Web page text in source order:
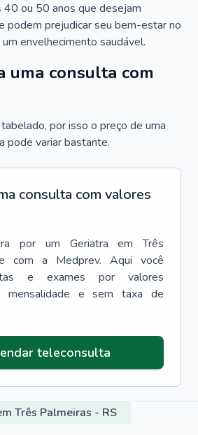
40 ou 50 anos que desejam
podem prejudicar seu bem-estar no
envelhecimento saudável.
uma consulta com
por isso o preço de uma
pode variar bastante.
consulta com valores
por um Geriatra em
Três
com a Medprev. Aqui você
e exames por valores
mensalidade e sem taxa de
teleconsulta
Três Palmeiras - RS